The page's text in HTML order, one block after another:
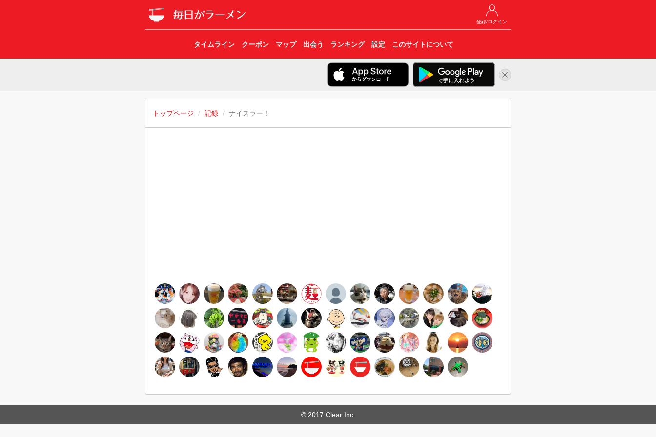
登録/ログイン
タイムライン クーポン マップ 出会う ランキング 設定 このサイトについて
トップページ 記録 ナイスラー！
© 2017 Clear Inc.